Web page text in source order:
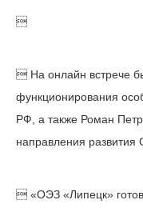

 На онлайн встрече
функционирования
РФ, а также Роман
направления развития
 «ОЭЗ «Липецк»